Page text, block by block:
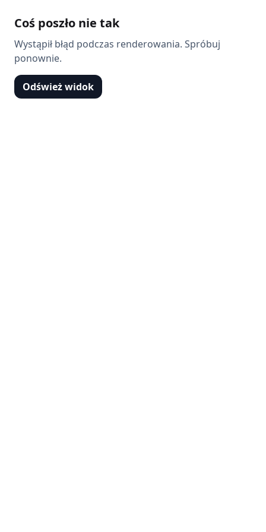
Coś poszło nie tak
Wystąpił błąd podczas renderowania. Spróbuj
ponownie.
Odśwież widok